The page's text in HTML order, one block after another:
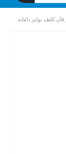
كليف بوايز داماند